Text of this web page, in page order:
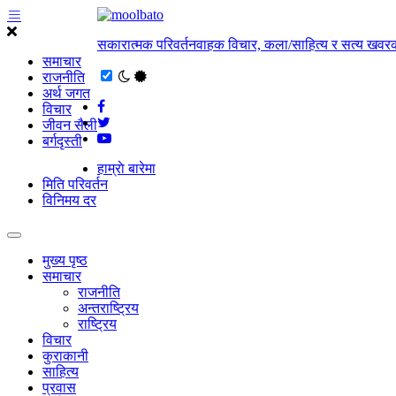
समाचार
राजनीति
अर्थ जगत
विचार
जीवन सैली
बर्गदृस्ती
सकारात्मक परिवर्तनवाहक विचार, कला/साहित्य र सत्य
हाम्राे बारेमा
मिति परिवर्तन
विनिमय दर
मुख्य पृष्ठ
समाचार
राजनीति
अन्तराष्ट्रिय
राष्ट्रिय
विचार
कुराकानी
साहित्य
प्रवास